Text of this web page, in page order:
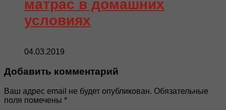
матрас в домашних
условиях
04.03.2019
Добавить комментарий
Ваш адрес email не будет опубликован. Обязательные
поля помечены *